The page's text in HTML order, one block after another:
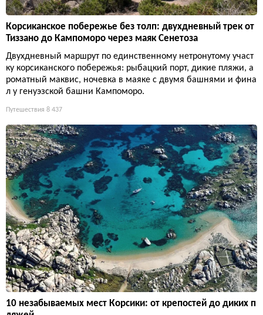
Корсиканское побережье без толп: двухдневный трек от
Тиззано до Кампоморо через маяк Сенетоза
Двухдневный маршрут по единственному нетронутому участ
ку корсиканского побережья: рыбацкий порт, дикие пляжи, а
роматный маквис, ночевка в маяке с двумя башнями и фина
л у генуэзской башни Кампоморо.
Путешествия 8 437
10 незабываемых мест Корсики: от крепостей до диких п